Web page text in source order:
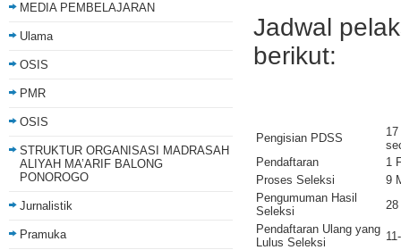
MEDIA PEMBELAJARAN
Ulama
OSIS
PMR
OSIS
STRUKTUR ORGANISASI MADRASAH
ALIYAH MA’ARIF BALONG
PONOROGO
Jurnalistik
Pramuka
Jadwal
berikut:
Pengisian PDSS
Pendaftaran
1
Proses Seleksi
9
Pengumuman Hasil
Seleksi
28
Pendaftaran Ulang yang
Lulus Seleksi